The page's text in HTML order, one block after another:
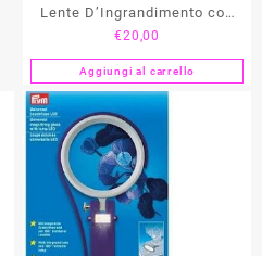
Lente D’Ingrandimento con
Staffa PRYM
€20,00
Aggiungi al carrello